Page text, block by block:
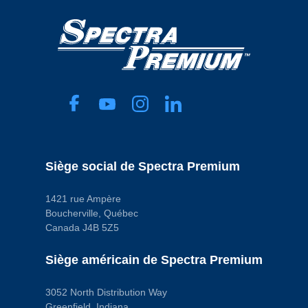
Dans le réservoir
extérieur de
Faisceau de
câbles inclus
Forme du
Joint ou joint
d’étanchéité
Siège social de Spectra Premium
1421 rue Ampère
Boucherville, Québec
Canada J4B 5Z5
Siège américain de Spectra Premium
3052 North Distribution Way